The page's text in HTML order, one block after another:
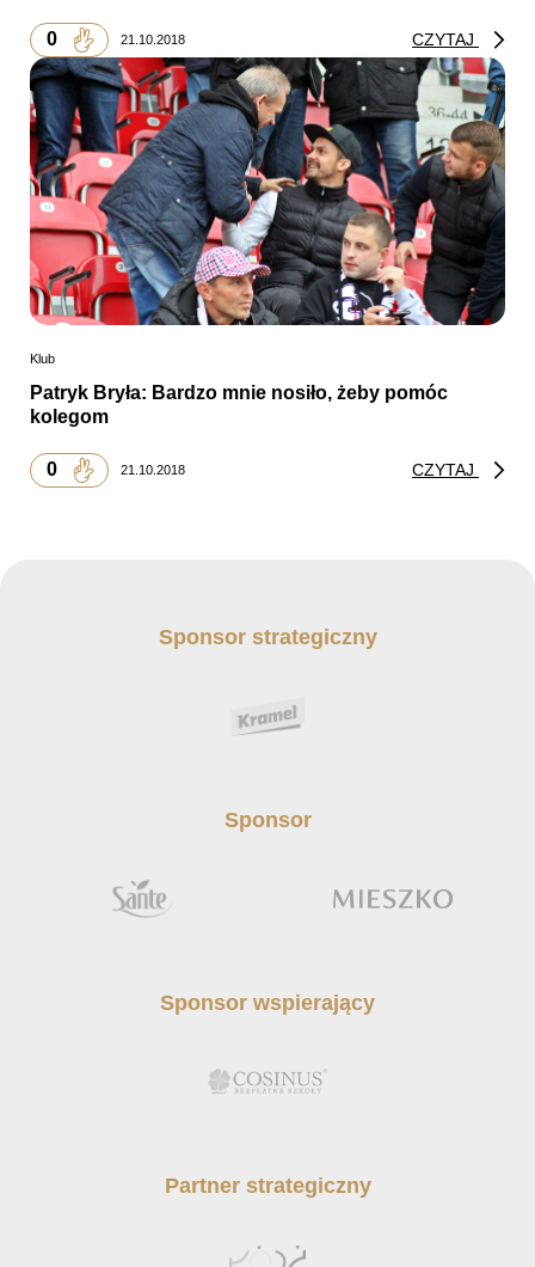
0 21.10.2018 CZYTAJ
Klub
Patryk Bryła: Bardzo mnie nosiło, żeby pomóc
kolegom
0 21.10.2018 CZYTAJ
Sponsor strategiczny
Sponsor
Sponsor wspierający
Partner strategiczny